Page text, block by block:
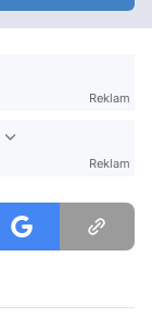
Reklam
Reklam